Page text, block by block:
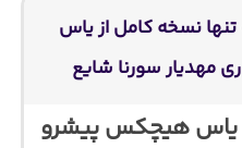
نسخه کامل از یاس
مهدیار سورنا شایع
یاس هیچکس پیشرو